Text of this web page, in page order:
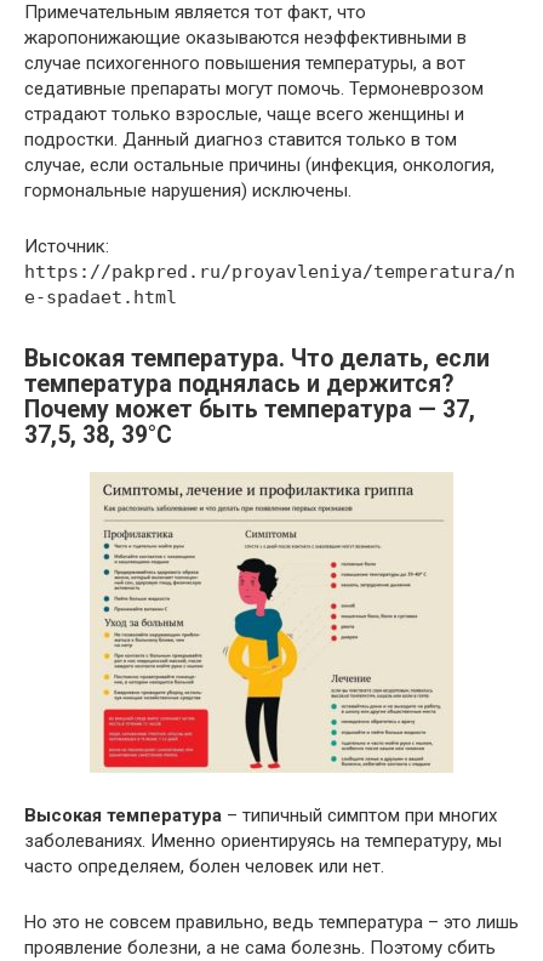
Примечательным является тот факт, что
жаропонижающие оказываются неэффективными в
случае психогенного повышения температуры, а вот
седативные препараты могут помочь. Термоневрозом
страдают только взрослые, чаще всего женщины и
подростки. Данный диагноз ставится только в том
случае, если остальные причины (инфекция, онкология,
гормональные нарушения) исключены.
Источник:
https://pakpred.ru/proyavleniya/temperatura/n
e-spadaet.html
Высокая температура. Что делать, если
температура поднялась и держится?
Почему может быть температура — 37,
37,5, 38, 39°C
Высокая температура – типичный симптом при многих
заболеваниях. Именно ориентируясь на температуру, мы
часто определяем, болен человек или нет.
Но это не совсем правильно, ведь температура – это лишь
проявление болезни, а не сама болезнь. Поэтому сбить